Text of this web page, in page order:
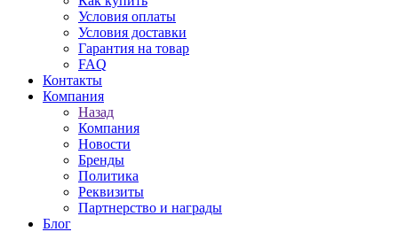
Условия оплаты
Условия доставки
Гарантия на товар
FAQ
Контакты
Компания
Назад
Компания
Новости
Бренды
Политика
Реквизиты
Партнерство и награды
Блог